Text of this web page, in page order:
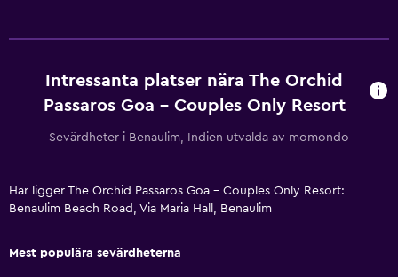
Pool och spa
Parkering och transport
Gratis parkering
Intressanta platser nära The Orchid
Passaros Goa - Couples Only Resort
Sevärdheter i Benaulim, Indien utvalda av momondo
Här ligger The Orchid Passaros Goa - Couples Only Resort:
Benaulim Beach Road, Via Maria Hall, Benaulim
Mest populära sevärdheterna